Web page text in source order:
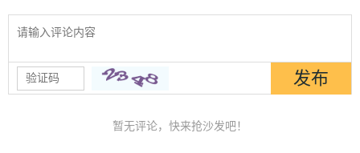
暂无评论，快来抢沙发吧！